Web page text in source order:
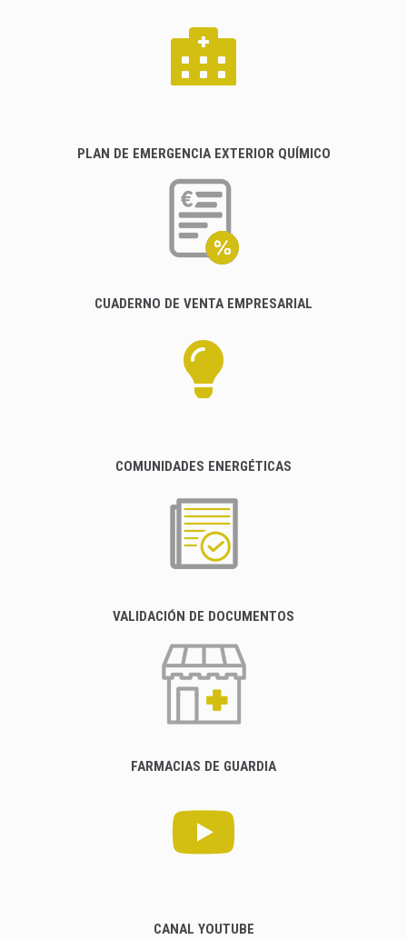
PLAN DE EMERGENCIA EXTERIOR QUÍMICO
CUADERNO DE VENTA EMPRESARIAL
COMUNIDADES ENERGÉTICAS
VALIDACIÓN DE DOCUMENTOS
FARMACIAS DE GUARDIA
CANAL YOUTUBE